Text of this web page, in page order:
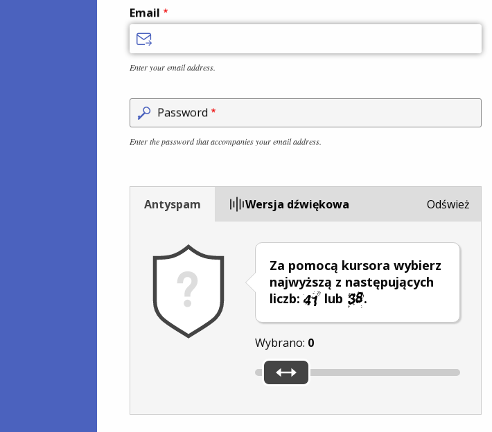
Email
Enter your email address.
Password
Enter the password that accompanies your email address.
Antyspam Wersja dźwiękowa
Za pomocą kursora wybierz
najwyższą z następujących
liczb:
lub .
Wybrano: 0
Odśwież